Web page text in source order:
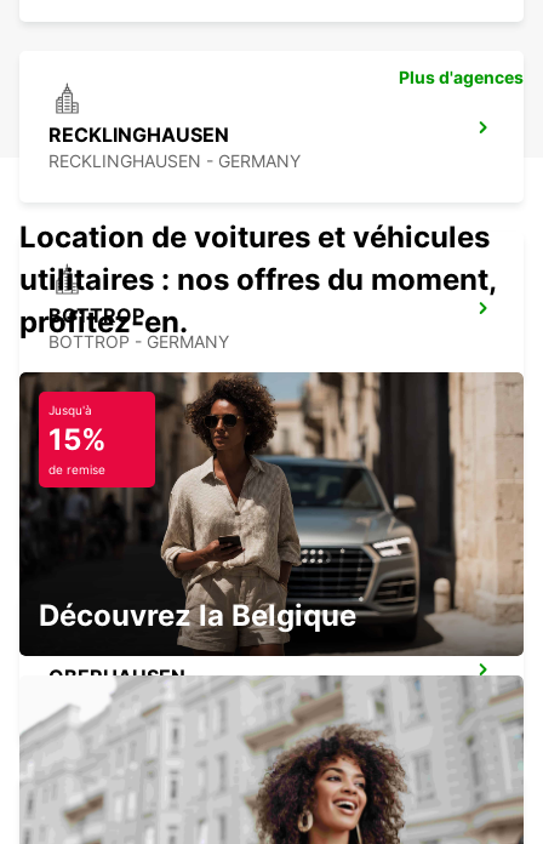
RECKLINGHAUSEN
RECKLINGHAUSEN - GERMANY
BOTTROP
BOTTROP - GERMANY
HERNE
HERNE - GERMANY
OBERHAUSEN
OBERHAUSEN - GERMANY
Plus d'agences
Location de voitures et véhicules
utilitaires : nos offres du moment,
profitez-en.
Jusqu'à
15%
de remise
Découvrez la Belgique